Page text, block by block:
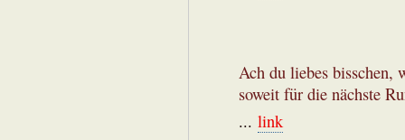
Ach du liebes bisschen,
soweit für die nächste
... link